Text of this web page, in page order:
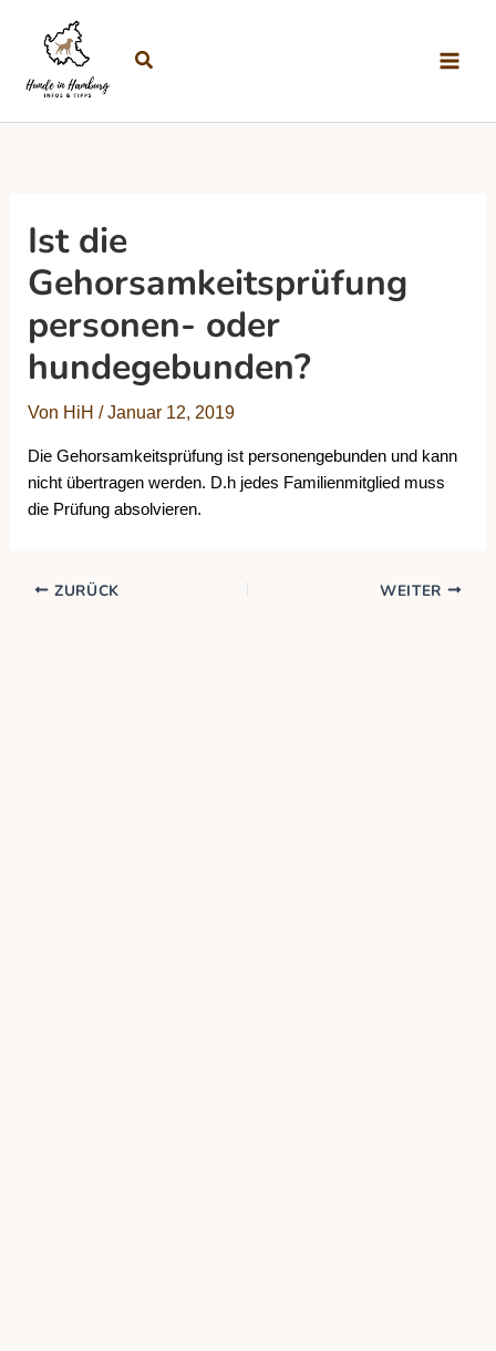
Suchen
Ist die
Gehorsamkeitsprüfung
personen- oder
hundegebunden?
Von HiH /Januar 12, 2019
Die Gehorsamkeitsprüfung ist personengebunden und kann
nicht übertragen werden. D.h jedes Familienmitglied muss
die Prüfung absolvieren.
ZURÜCK WEITER